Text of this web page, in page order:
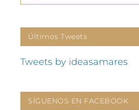
Últimos Tweets
Tweets by ideasamares
SÍGUENOS EN FACEBOOK